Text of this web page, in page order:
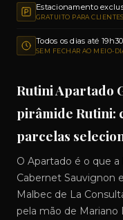
Estacionamento
GRATUITO PARA CLIENTES
Todos os dias até 19h30
SEM FECHAR AO MEIO-
Rutini Apartado
pirâmide Rutini:
parcelas
O Apartado é o que
Cabernet Sauvignon
Malbec de La
pela mão de Mariano